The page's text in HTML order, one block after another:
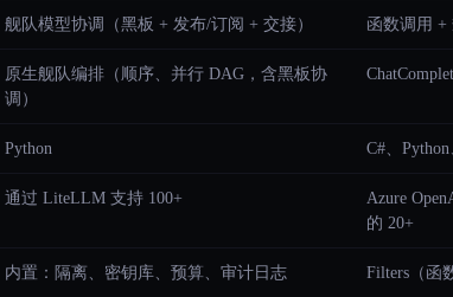
舰队模型协调（黑板 + 发布/订阅 + 交接） 函数调用 +
原生舰队编排（顺序、并行 DAG，含黑板协
调）
Python C#、
通过 LiteLLM 支持 100+
Azure
的 20+
内置：隔离、密钥库、预算、审计日志 Filters（函